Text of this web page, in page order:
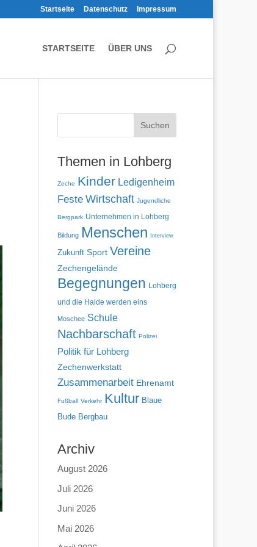
Startseite Datenschutz Impressum
STARTSEITE ÜBER UNS
Themen in Lohberg
Zeche Kinder Ledigenheim
Feste Wirtschaft Jugendliche
Bergpark Unternehmen in Lohberg
Bildung Menschen Interview
Zukunft Sport Vereine
Zechengelände
Begegnungen Lohberg
und die Halde werden eins
Moschee Schule
Nachbarschaft Polizei
Politik für Lohberg
Zechenwerkstatt
Zusammenarbeit Ehrenamt
Fußball Verkehr Kultur Blaue
Bude Bergbau
Archiv
August 2026
Juli 2026
Juni 2026
Mai 2026